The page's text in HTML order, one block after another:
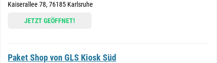
Kaiserallee 78, 76185 Karlsruhe
JETZT GEÖFFNET!
Paket Shop von GLS Kiosk Süd